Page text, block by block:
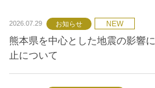
2026.07.29 お知らせ NEW
熊本県を中心とした地震の影響
止について